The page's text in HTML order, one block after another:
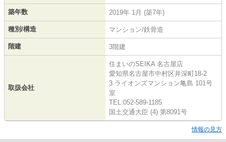
築年数 2019年 1月 (築7年)
種別/構造 マンション/鉄骨造
階建 3階建
取扱会社
住まいのSEIKA 名古屋店
愛知県名古屋市中村区井深町18-2
3 ライオンズマンション亀島 101号
室
TEL:052-589-1185
国土交通大臣 (4) 第8091号
情報の見方